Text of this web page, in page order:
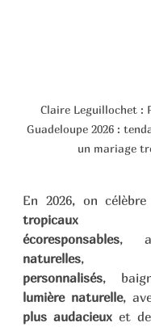
Claire Leguillochet :
Guadeloupe 2026 :
un mariage
tropicaux
écoresponsables,
naturelles
personnalisés
lumière naturelle,
plus audacieux et